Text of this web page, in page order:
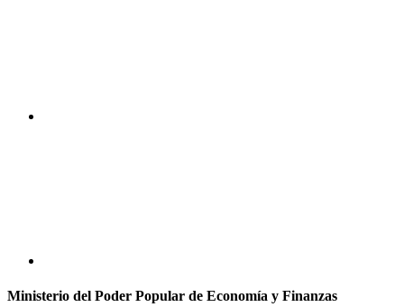
Ministerio del Poder Popular de Economía y Finanzas